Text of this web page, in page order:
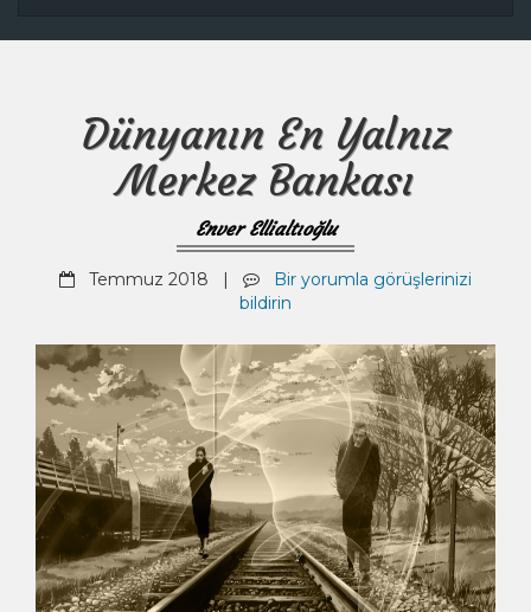
Dünyanın En Yalnız
Merkez Bankası
Enver Ellialtıoğlu
Temmuz 2018 |
Bir yorumla görüşlerinizi
bildirin